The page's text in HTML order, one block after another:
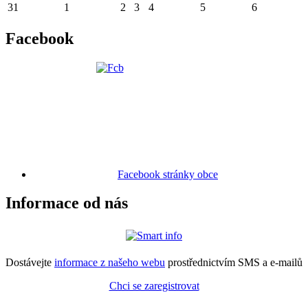
31 1 2 3 4 5 6
Facebook
Facebook stránky obce
Informace od nás
Dostávejte informace z našeho webu prostřednictvím SMS a e-mailů
Chci se zaregistrovat